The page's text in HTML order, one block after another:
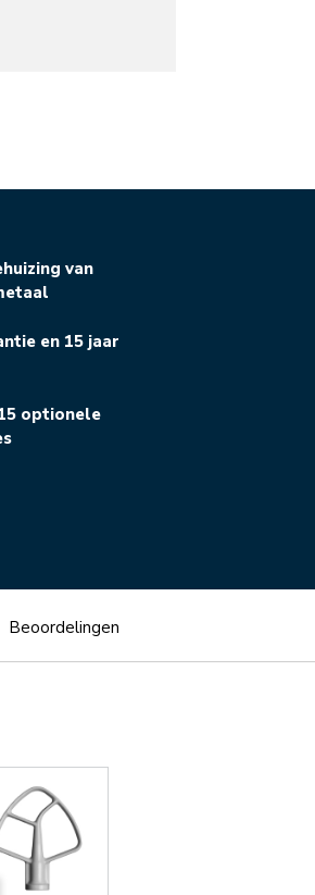
van
en 15 jaar
optionele
Beoordelingen